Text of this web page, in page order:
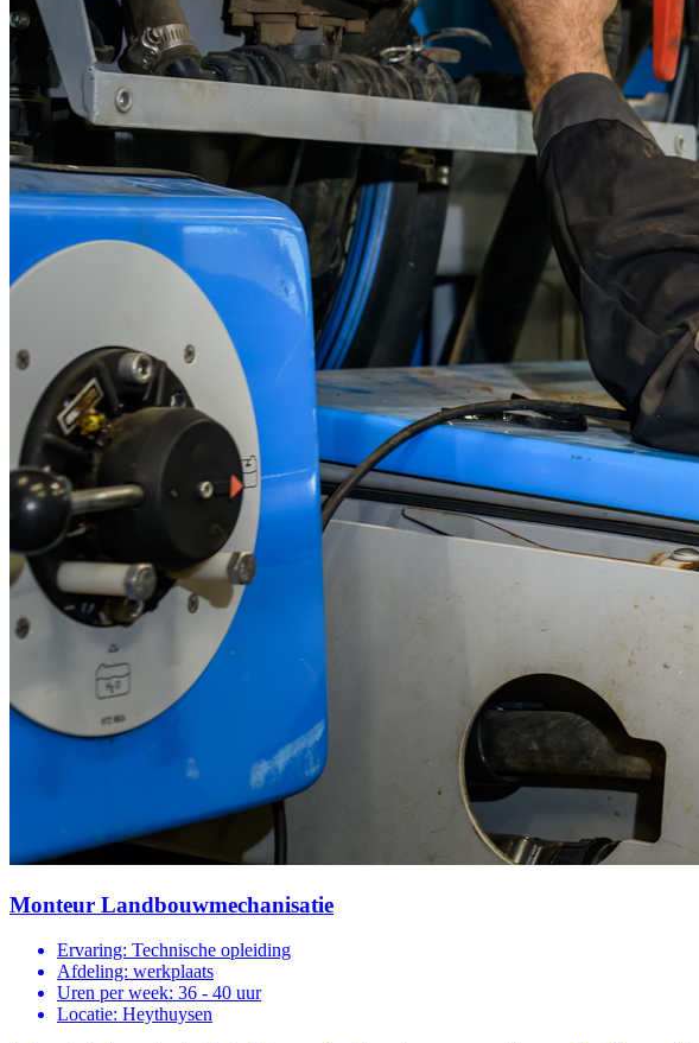
Monteur Landbouwmechanisatie
Ervaring: Technische opleiding
Afdeling: werkplaats
Uren per week: 36 - 40 uur
Locatie: Heythuysen